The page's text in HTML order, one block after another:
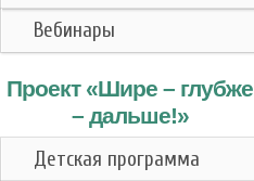
Вебинары
Проект «Шире – глубже
– дальше!»
Детская программа